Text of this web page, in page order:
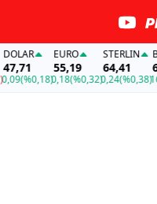
(%0,18)
EURO
55,19
0,18(%0,32)
STERLIN
64,41
0,24(%0,38)